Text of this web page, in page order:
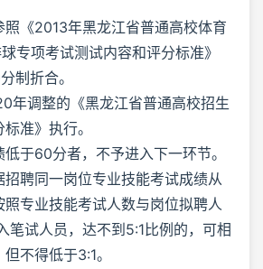
照《2013年黑龙江省普通高校体育
专项考试测试内容和评分标准》
制折合。
年调整的《黑龙江省普通高校招生
准》执行。
于60分者，不予进入下一环节。
聘同一岗位专业技能考试成绩从
专业技能考试人数与岗位拟聘人
笔试人员，达不到5:1比例的，可相
不得低于3:1。